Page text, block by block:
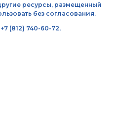
ресурсы, размещенный
без согласования.
+7 (812) 740-60-72,